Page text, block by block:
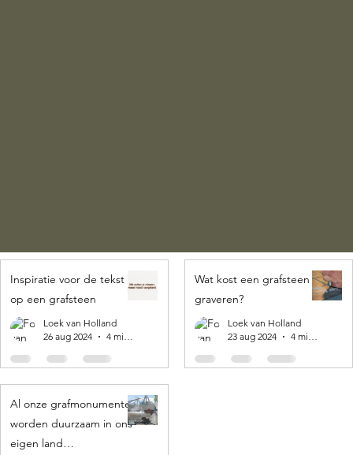
Inspiratie voor de tekst
op een grafsteen
Loek van Holland
26 aug 2024
4 minuten om te lezen
Wat kost een grafsteen
graveren?
Loek van Holland
23 aug 2024
4 minuten om te lezen
Al onze grafmonumenten
worden duurzaam in ons
eigen land